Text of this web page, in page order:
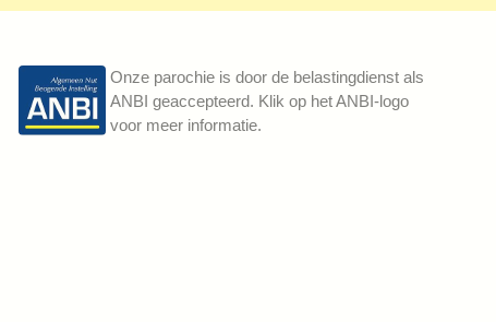
Onze parochie is door de belastingdienst als
ANBI geaccepteerd. Klik op het ANBI-logo
voor meer informatie.